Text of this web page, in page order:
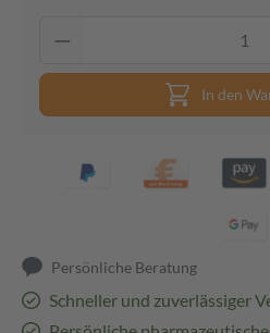
In den
Persönliche Beratung
Schneller und zuverlässiger